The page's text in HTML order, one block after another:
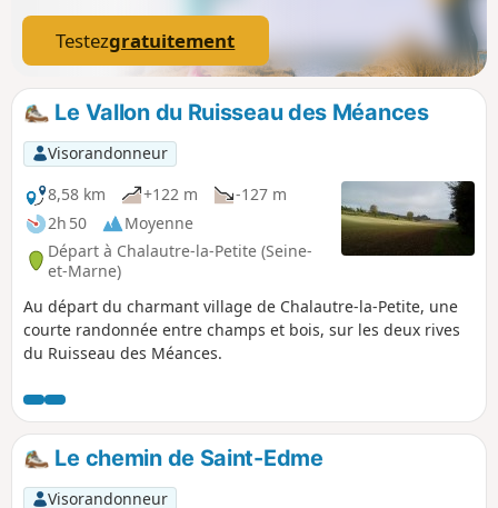
Testezgratuitement
Le Vallon du Ruisseau des Méances
Visorandonneur
8,58 km
+122 m
-127 m
2h 50
Moyenne
Départ à Chalautre-la-Petite (Seine-
et-Marne)
Au départ du charmant village de Chalautre-la-Petite, une
courte randonnée entre champs et bois, sur les deux rives
du Ruisseau des Méances.
Le chemin de Saint-Edme
Visorandonneur